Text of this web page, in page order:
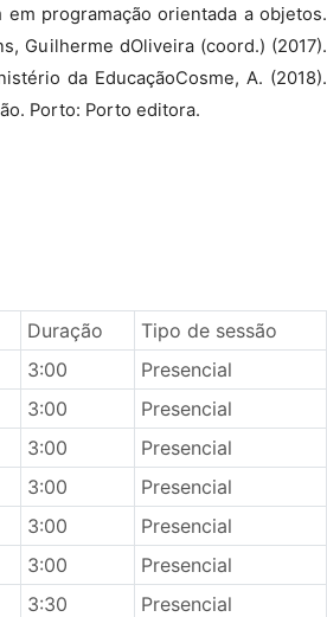
programação orientada a objetos.
Guilherme dOliveira (coord.) (2017).
da EducaçãoCosme, A. (2018).
Porto: Porto editora.
Duração
Tipo de sessão
3:00
Presencial
3:00
Presencial
3:00
Presencial
3:00
Presencial
3:00
Presencial
3:00
Presencial
3:30
Presencial